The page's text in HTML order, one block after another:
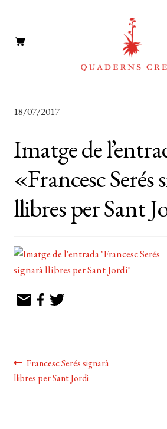
NOTÍCIES
L’EDITORIAL
FOREIGN RIGHTS
CONTACTE
EL MEU COMPTE
18/07/2017
Imatge de
«Francesc Serés
llibres per Sant
Navegació
d'entrades
Entrada
anterior:
Francesc Serés signarà
llibres per Sant Jordi